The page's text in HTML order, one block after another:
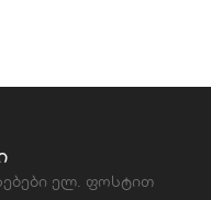
ელ. ფოსტით